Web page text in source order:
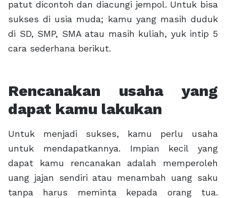
patut dicontoh dan diacungi jempol. Untuk bisa
sukses di usia muda; kamu yang masih duduk
di SD, SMP, SMA atau masih kuliah, yuk intip 5
cara sederhana berikut.
Rencanakan usaha yang
dapat kamu lakukan
Untuk menjadi sukses, kamu perlu usaha
untuk mendapatkannya. Impian kecil yang
dapat kamu rencanakan adalah memperoleh
uang jajan sendiri atau menambah uang saku
tanpa harus meminta kepada orang tua.